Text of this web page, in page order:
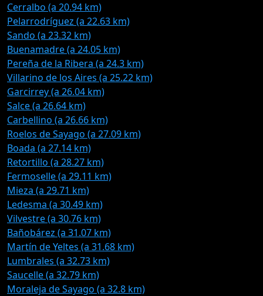
Cerralbo (a 20.94 km)
Pelarrodríguez (a 22.63 km)
Sando (a 23.32 km)
Buenamadre (a 24.05 km)
Pereña de la Ribera (a 24.3 km)
Villarino de los Aires (a 25.22 km)
Garcirrey (a 26.04 km)
Salce (a 26.64 km)
Carbellino (a 26.66 km)
Roelos de Sayago (a 27.09 km)
Boada (a 27.14 km)
Retortillo (a 28.27 km)
Fermoselle (a 29.11 km)
Mieza (a 29.71 km)
Ledesma (a 30.49 km)
Vilvestre (a 30.76 km)
Bañobárez (a 31.07 km)
Martín de Yeltes (a 31.68 km)
Lumbrales (a 32.73 km)
Saucelle (a 32.79 km)
Moraleja de Sayago (a 32.8 km)